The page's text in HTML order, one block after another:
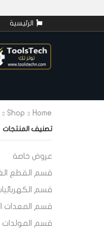
الرئيسية
Home
Shop
تصنيف المنتجات
عروض خاصة
قسم القطع
قسم
قسم المعدات
قسم المولدات